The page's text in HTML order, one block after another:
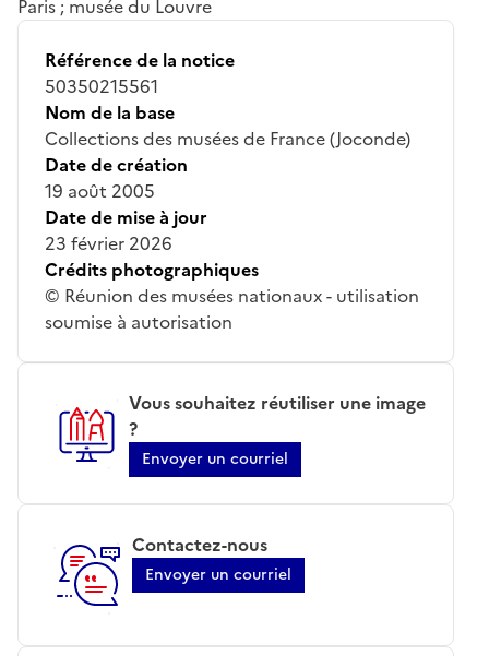
Paris ; musée du Louvre
Référence de la notice
50350215561
Nom de la base
Collections des musées de France (Joconde)
Date de création
19 août 2005
Date de mise à jour
23 février 2026
Crédits photographiques
© Réunion des musées nationaux - utilisation
soumise à autorisation
Vous souhaitez réutiliser une image
?
Envoyer un courriel
Contactez-nous
Envoyer un courriel